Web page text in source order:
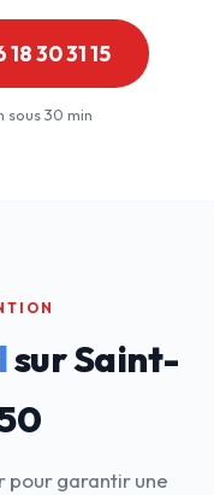
30 31 15
sous 30 min
sur Saint-
pour garantir une